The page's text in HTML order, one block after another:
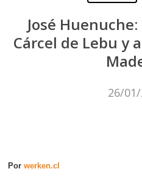
José
Cárcel de Lebu y
26/
Porwerken.cl